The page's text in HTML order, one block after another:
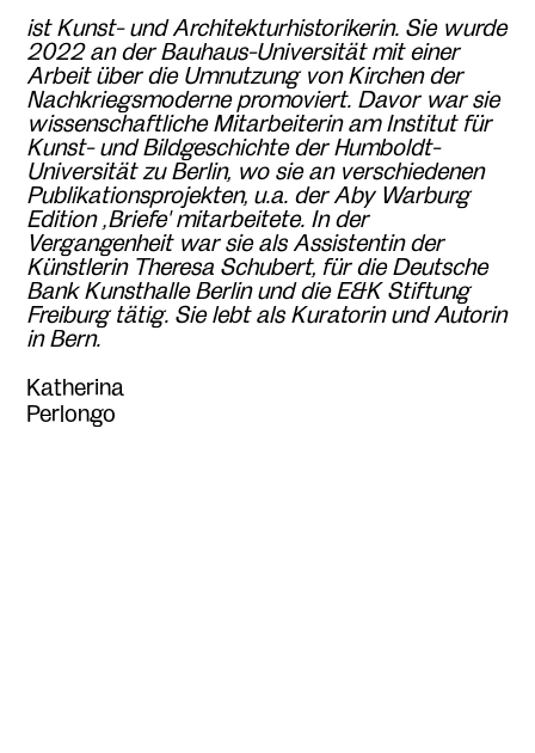
ist Kunst- und Architekturhistorikerin. Sie wurde
2022 an der Bauhaus-Universität mit einer
Arbeit über die Umnutzung von Kirchen der
Nachkriegsmoderne promoviert. Davor war sie
wissenschaftliche Mitarbeiterin am Institut für
Kunst- und Bildgeschichte der Humboldt-
Universität zu Berlin, wo sie an verschiedenen
Publikationsprojekten, u.a. der Aby Warburg
Edition „Briefe' mitarbeitete. In der
Vergangenheit war sie als Assistentin der
Künstlerin Theresa Schubert, für die Deutsche
Bank Kunsthalle Berlin und die E&K Stiftung
Freiburg tätig. Sie lebt als Kuratorin und Autorin
in Bern.
Katherina
Perlongo